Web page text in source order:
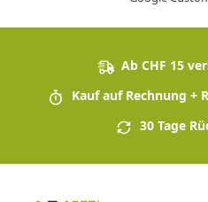
Ab CHF 15
Kauf auf Rechnung +
30 Tage